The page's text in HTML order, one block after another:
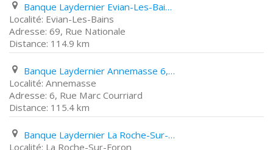
Banque Laydernier Evian-Les-Bains 69, Rue Nationale
Evian-Les-Bains
69, Rue Nationale
114.9 km
Banque Laydernier Annemasse 6, Rue Marc Courriard
Annemasse
6, Rue Marc Courriard
115.4 km
Banque Laydernier La Roche-Sur-Foron 136, Rue Carnot
La Roche-Sur-Foron